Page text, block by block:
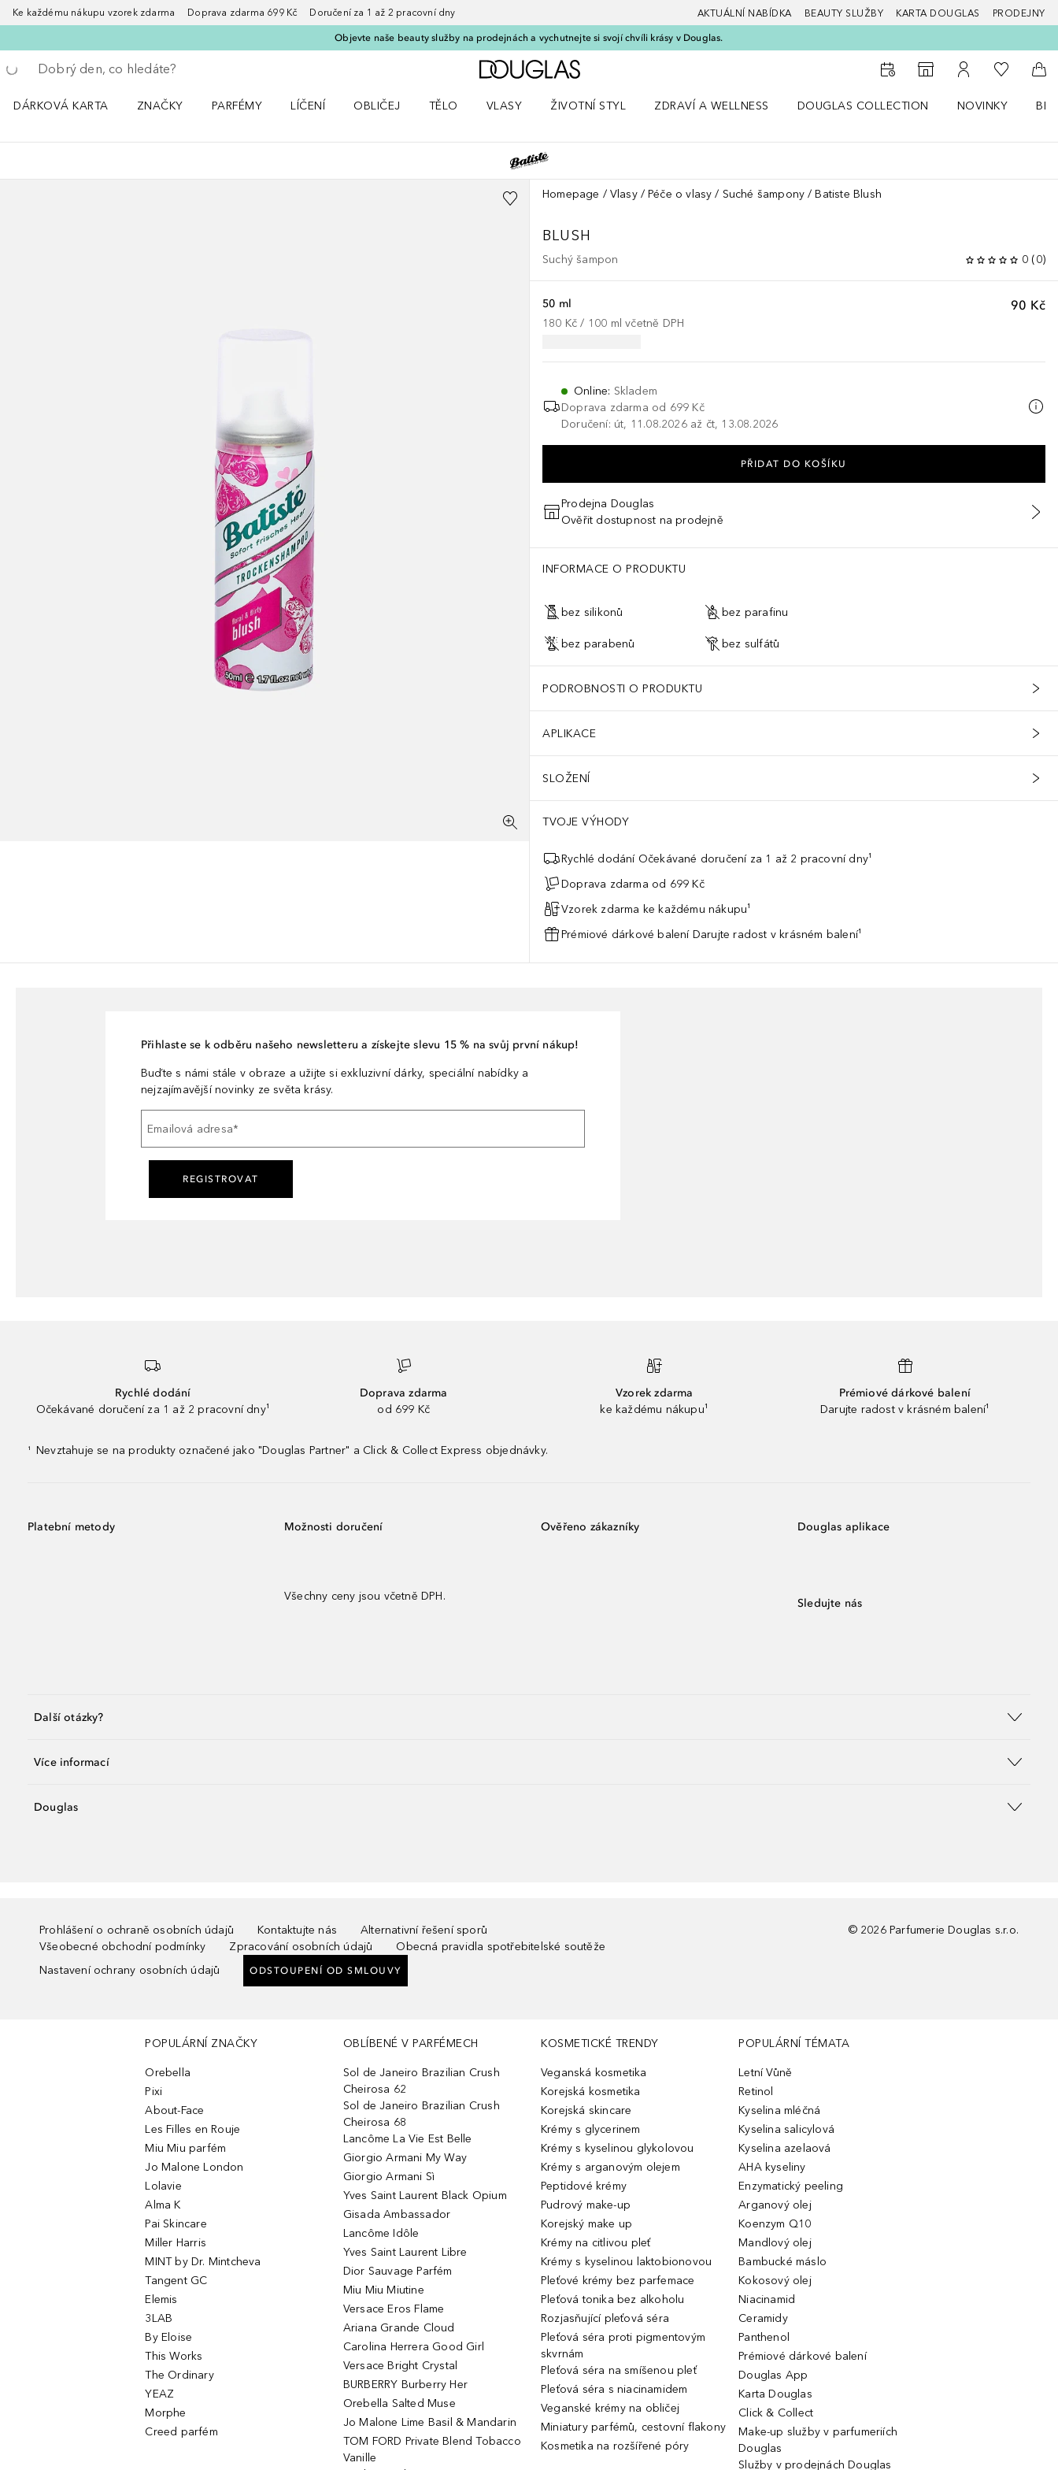
Ke každému nákupu vzorek zdarma Doprava zdarma 699 Kč Doručení za 1 až 2 pracovní dny AKTUÁLNÍ NABÍDKA BEAUTY SLUŽBY KARTA DOUGLAS PRODEJNY
Objevte naše beauty služby na prodejnách a vychutnejte si svojí chvíli krásy v Douglas.
Vraťte se
Proveďte vyhledávání
Domů
K vyhledávači prodejen
K mému účtu
K mému
Do
DÁRKOVÁ KARTA
ZNAČKY
PARFÉMY
LÍČENÍ
OBLIČEJ
TĚLO
VLASY
ŽIVOTNÍ STYL
ZDRAVÍ A WELLNESS
DOUGLAS COLLECTION
NOVINKY
Homepage Vlasy Péče o vlasy Suché šampony Batiste Blush
BLUSH
Suchý šampon 0 (0)
90 Kč
50 ml
180 Kč / 100 ml včetně DPH
Online: Skladem
Doprava zdarma od 699 Kč
Doručení: út, 11.08.2026 až čt, 13.08.2026
PŘIDAT DO KOŠÍKU
Prodejna Douglas
Ověřit dostupnost na prodejně
INFORMACE O PRODUKTU
bez silikonů bez parafinu
bez parabenů bez sulfátů
PODROBNOSTI O PRODUKTU
APLIKACE
SLOŽENÍ
TVOJE VÝHODY
Rychlé dodání Očekávané doručení za 1 až 2 pracovní dny¹
Doprava zdarma od 699 Kč
Vzorek zdarma ke každému nákupu¹
Prémiové dárkové balení Darujte radost v krásném balení¹
Přihlaste se k odběru našeho newsletteru a získejte slevu 15 % na svůj první nákup!
Buďte s námi stále v obraze a užijte si exkluzivní dárky, speciální nabídky a
nejzajímavější novinky ze světa krásy.
Emailová adresa*
REGISTROVAT
Rychlé dodání
Očekávané doručení za 1 až 2 pracovní dny¹
Doprava zdarma
od 699 Kč
Vzorek zdarma
ke každému nákupu¹
Prémiové dárkové balení
Darujte radost v krásném balení¹
¹ Nevztahuje se na produkty označené jako "Douglas Partner" a Click & Collect Express objednávky.
Platební metody Možnosti doručení
Všechny ceny jsou včetně DPH.
Ověřeno zákazníky Douglas aplikace
Sledujte nás
Další otázky?
Více informací
Douglas
Prohlášení o ochraně osobních údajů Kontaktujte nás
Alternativní řešení sporů
Všeobecné obchodní podmínky
Zpracování osobních údajů
Obecná pravidla spotřebitelské soutěže
Nastavení ochrany osobních údajů
ODSTOUPENÍ OD SMLOUVY
© 2026 Parfumerie Douglas s.r.o.
POPULÁRNÍ ZNAČKY
Orebella
Pixi
About-Face
Les Filles en Rouje
Miu Miu parfém
Jo Malone London
Lolavie
Alma K
Pai Skincare
Miller Harris
MINT by Dr. Mintcheva
Tangent GC
Elemis
3LAB
By Eloise
This Works
The Ordinary
YEAZ
Morphe
Creed parfém
OBLÍBENÉ V PARFÉMECH
Sol de Janeiro Brazilian Crush
Cheirosa 62
Sol de Janeiro Brazilian Crush
Cheirosa 68
Lancôme La Vie Est Belle
Giorgio Armani My Way
Giorgio Armani Sì
Yves Saint Laurent Black Opium
Gisada Ambassador
Lancôme Idôle
Yves Saint Laurent Libre
Dior Sauvage Parfém
Miu Miu Miutine
Versace Eros Flame
Ariana Grande Cloud
Carolina Herrera Good Girl
Versace Bright Crystal
BURBERRY Burberry Her
Orebella Salted Muse
Jo Malone Lime Basil & Mandarin
TOM FORD Private Blend Tobacco
Vanille
KOSMETICKÉ TRENDY
Veganská kosmetika
Korejská kosmetika
Korejská skincare
Krémy s glycerinem
Krémy s kyselinou glykolovou
Krémy s arganovým olejem
Peptidové krémy
Pudrový make-up
Korejský make up
Krémy na citlivou pleť
Krémy s kyselinou laktobionovou
Pleťové krémy bez parfemace
Pleťová tonika bez alkoholu
Rozjasňující pleťová séra
Pleťová séra proti pigmentovým
skvrnám
Pleťová séra na smíšenou pleť
Pleťová séra s niacinamidem
Veganské krémy na obličej
Miniatury parfémů, cestovní flakony
Kosmetika na rozšířené póry
POPULÁRNÍ TÉMATA
Letní Vůně
Retinol
Kyselina mléčná
Kyselina salicylová
Kyselina azelaová
AHA kyseliny
Enzymatický peeling
Arganový olej
Koenzym Q10
Mandlový olej
Bambucké máslo
Kokosový olej
Niacinamid
Ceramidy
Panthenol
Prémiové dárkové balení
Douglas App
Karta Douglas
Click & Collect
Make-up služby v parfumeriích
Douglas
Služby v prodejnách Douglas